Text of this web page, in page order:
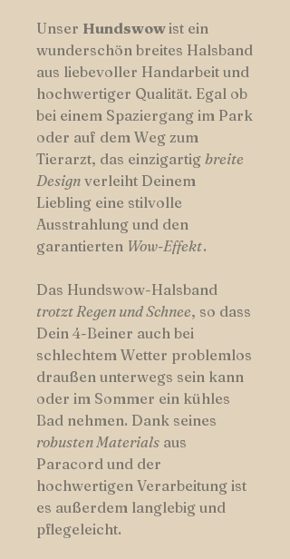
Unser Hundswowist ein
wunderschön breites Halsband
aus liebevoller Handarbeit und
hochwertiger Qualität. Egal ob
bei einem Spaziergang im Park
oder auf dem Weg zum
Tierarzt, das einzigartig breite
Design verleiht Deinem
Liebling eine stilvolle
Ausstrahlung und den
garantierten Wow-Effekt.
Das Hundswow-Halsband
trotzt Regen und Schnee, so dass
Dein 4-Beiner auch bei
schlechtem Wetter problemlos
draußen unterwegs sein kann
oder im Sommer ein kühles
Bad nehmen. Dank seines
robusten Materials aus
Paracord und der
hochwertigen Verarbeitung ist
es außerdem langlebig und
pflegeleicht.